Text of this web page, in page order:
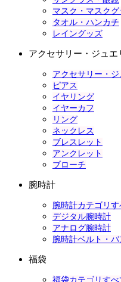
マスク・マスクグ
タオル・ハンカチ
レイングッズ
アクセサリー・ジュエ
アクセサリー・
ピアス
イヤリング
イヤーカフ
リング
ネックレス
ブレスレット
アンクレット
ブローチ
腕時計
腕時計カテゴリす
デジタル腕時計
アナログ腕時計
腕時計ベルト・バ
福袋
福袋カテゴリすべ